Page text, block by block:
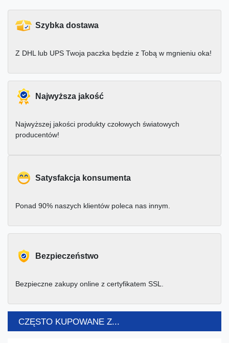
Szybka dostawa
Z DHL lub UPS Twoja paczka będzie z Tobą w mgnieniu oka!
Najwyższa jakość
Najwyższej jakości produkty czołowych światowych
producentów!
Satysfakcja konsumenta
Ponad 90% naszych klientów poleca nas innym.
Bezpieczeństwo
Bezpieczne zakupy online z certyfikatem SSL.
CZĘSTO KUPOWANE Z...